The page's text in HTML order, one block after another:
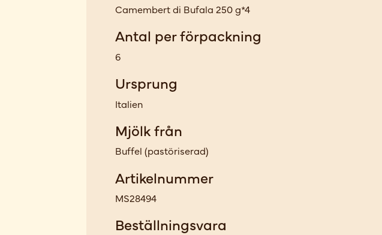
Camembert di Bufala 250 g*4
Antal per förpackning
6
Ursprung
Italien
Mjölk från
Buffel (pastöriserad)
Artikelnummer
MS28494
Beställningsvara